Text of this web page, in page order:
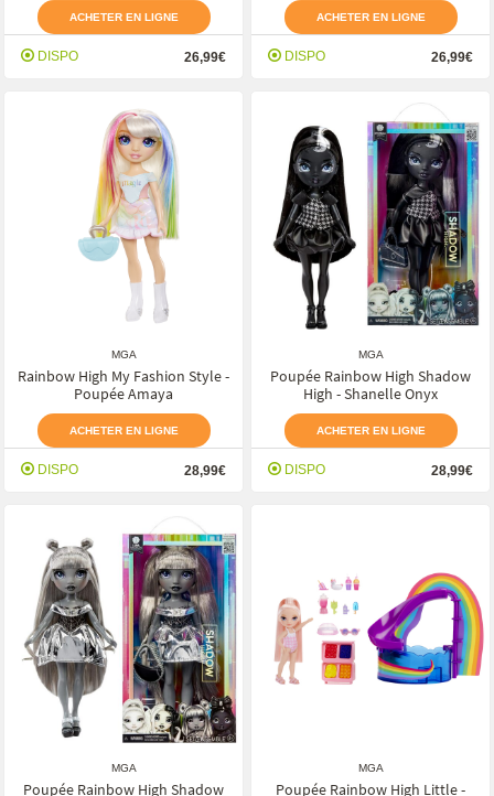
ACHETER EN LIGNE
DISPO 26,99€
ACHETER EN LIGNE
DISPO 26,99€
MGA
Rainbow High My Fashion Style -
Poupée Amaya
ACHETER EN LIGNE
DISPO 28,99€
MGA
Poupée Rainbow High Shadow
High - Shanelle Onyx
ACHETER EN LIGNE
DISPO 28,99€
MGA
Poupée Rainbow High Shadow
MGA
Poupée Rainbow High Little -